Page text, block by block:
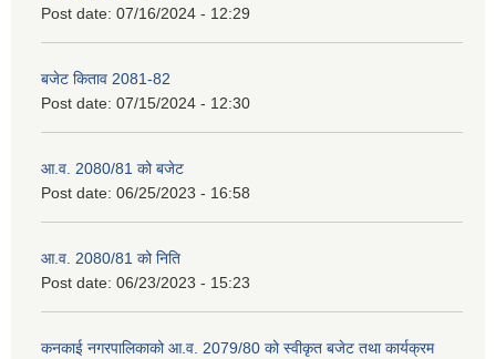
Post date: 07/16/2024 - 12:29
बजेट किताव 2081-82
Post date: 07/15/2024 - 12:30
आ.व. 2080/81 को बजेट
Post date: 06/25/2023 - 16:58
आ.व. 2080/81 को निति
Post date: 06/23/2023 - 15:23
कनकाई नगरपालिकाको आ.व. 2079/80 को स्वीकृत बजेट तथा कार्यक्रम